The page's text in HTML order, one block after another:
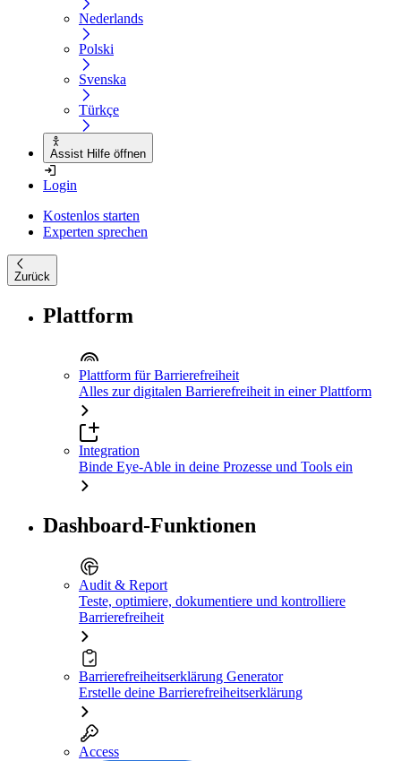
Nederlands
Polski
Svenska
Türkçe
Assist Hilfe öffnen
Login
Kostenlos starten
Experten sprechen
Zurück
Plattform
Plattform für Barrierefreiheit
Alles zur digitalen Barrierefreiheit in einer Plattform
Integration
Binde Eye-Able in deine Prozesse und Tools ein
Dashboard-Funktionen
Audit & Report
Teste, optimiere, dokumentiere und kontrolliere
Barrierefreiheit
Barrierefreiheitserklärung Generator
Erstelle deine Barrierefreiheitserklärung
Access